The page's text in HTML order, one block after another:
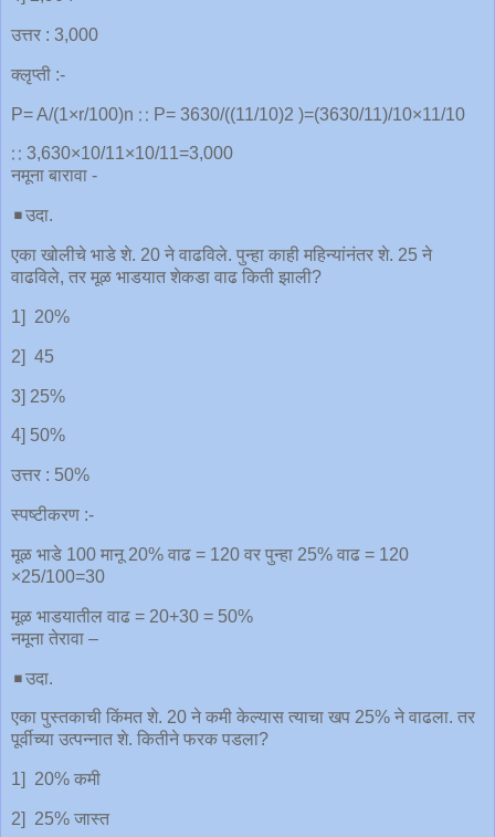
उत्तर : 3,000
क्लृप्ती :-
P= A/(1×r/100)n ∷ P= 3630/((11/10)2 )=(3630/11)/10×11/10
∷ 3,630×10/11×10/11=3,000
नमूना बारावा -
◾️उदा.
एका खोलीचे भाडे शे. 20 ने वाढविले. पुन्हा काही महिन्यांनंतर शे. 25 ने
वाढविले, तर मूळ भाडयात शेकडा वाढ किती झाली?
1] 20%
2] 45
3] 25%
4] 50%
उत्तर : 50%
स्पष्टीकरण :-
मूळ भाडे 100 मानू 20% वाढ = 120 वर पुन्हा 25% वाढ = 120
×25/100=30
मूळ भाडयातील वाढ = 20+30 = 50%
नमूना तेरावा –
◾️उदा.
एका पुस्तकाची किंमत शे. 20 ने कमी केल्यास त्याचा खप 25% ने वाढला. तर
पूर्वीच्या उत्पन्नात शे. कितीने फरक पडला?
1] 20% कमी
2] 25% जास्त